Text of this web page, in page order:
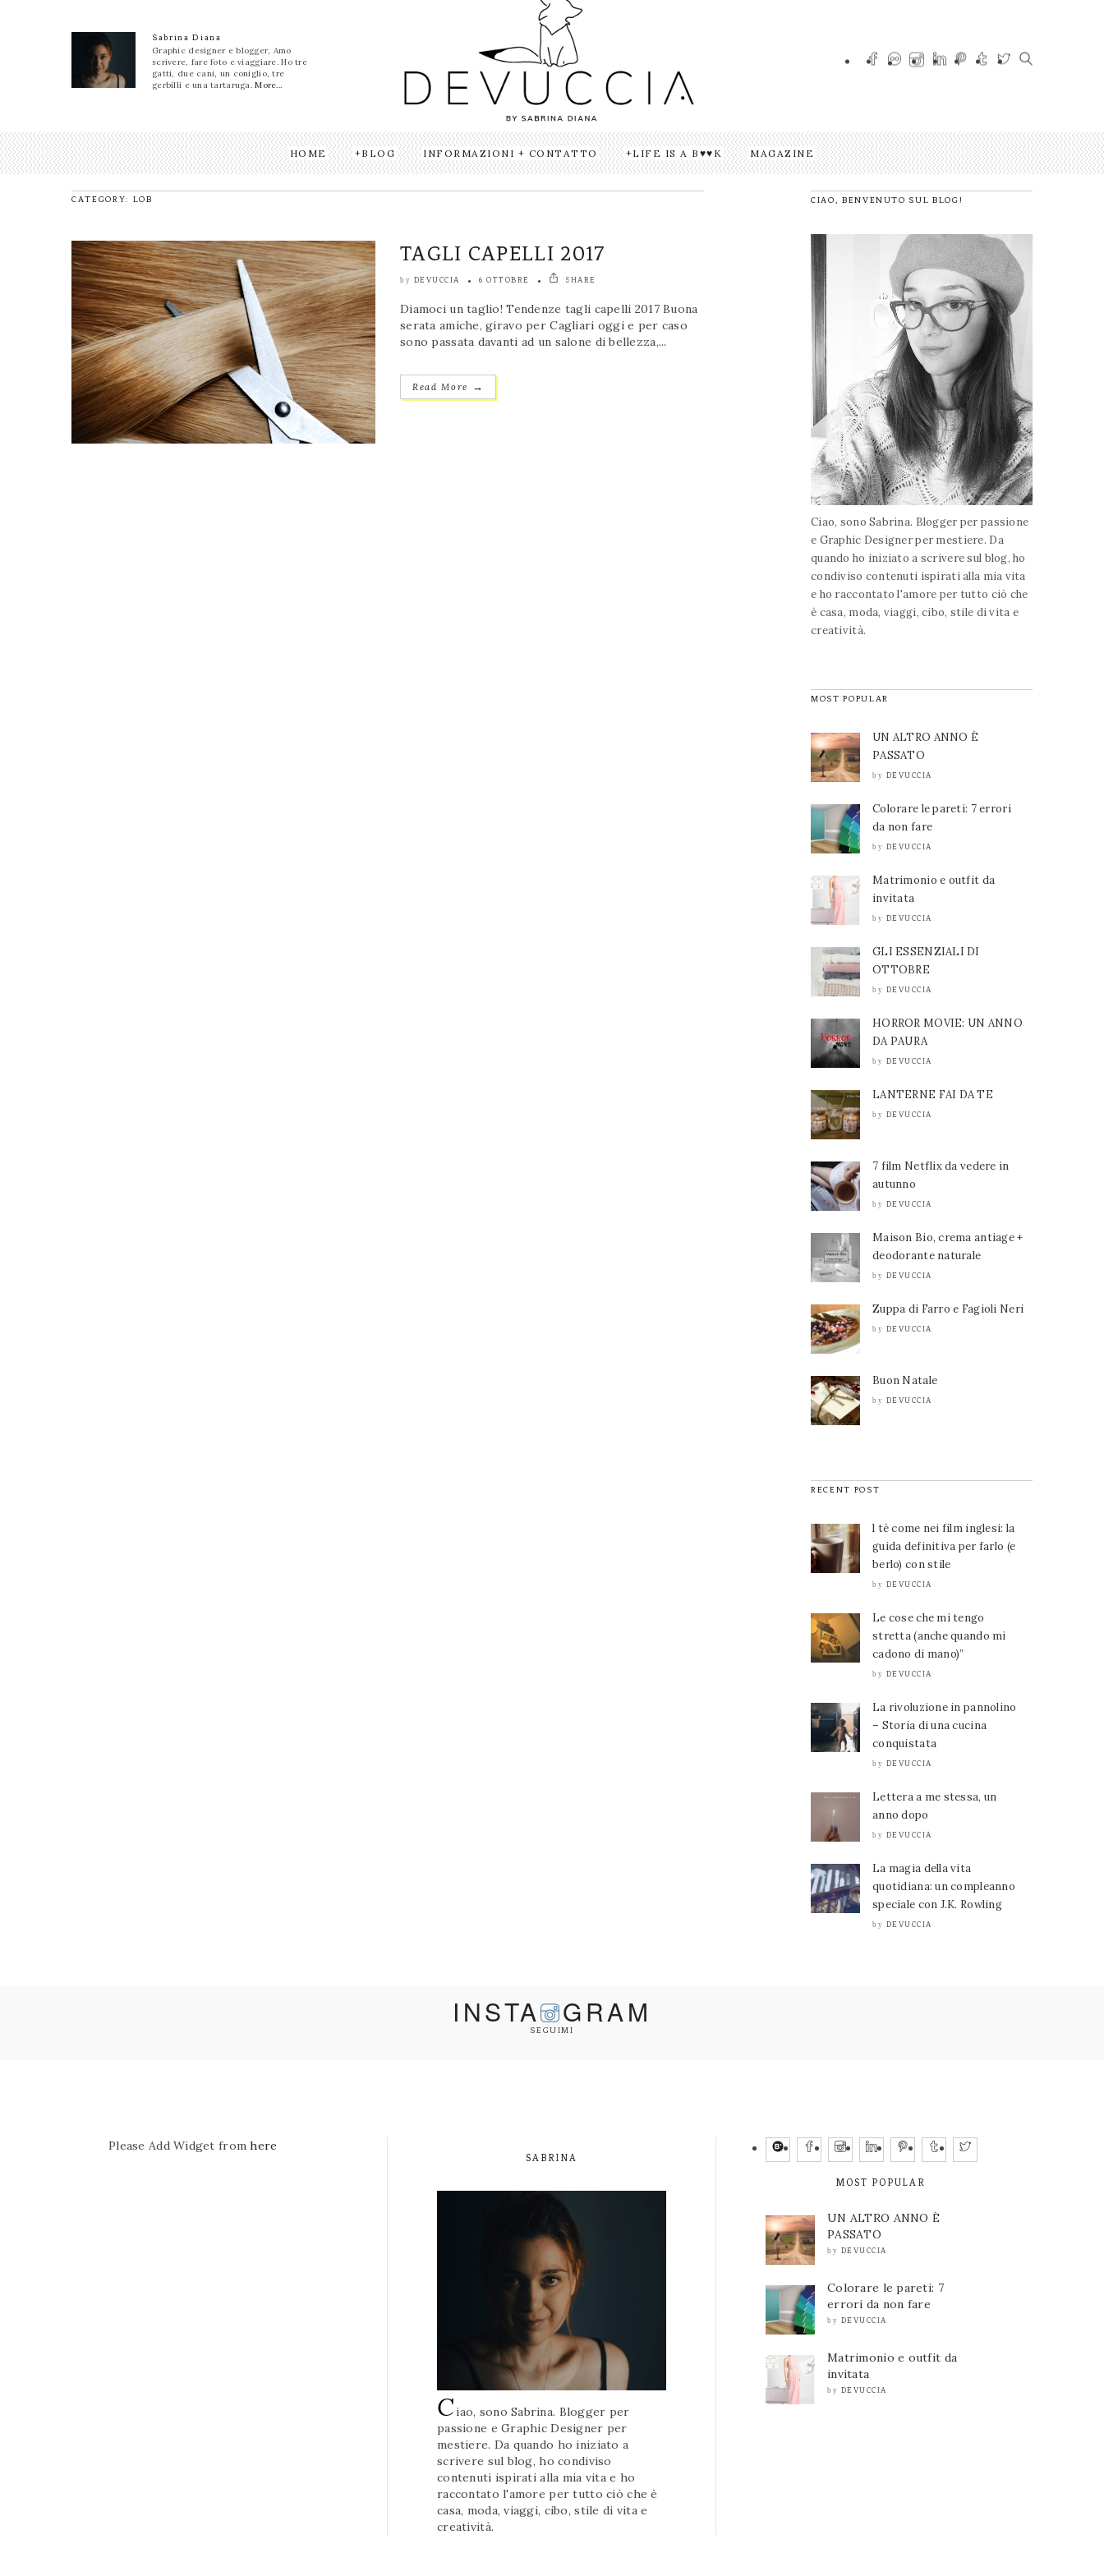
Sabrina Diana
Graphic designer e blogger, Amo
scrivere, fare foto e viaggiare. Ho tre
gatti, due cani, un coniglio, tre
gerbilli e una tartaruga.More...
HOME BLOG INFORMAZIONI + CONTATTO LIFE IS A B♥♥K MAGAZINE
CATEGORY: LOB
TAGLI CAPELLI 2017
by DEVUCCIA 6 OTTOBRE SHARE
Diamoci un taglio! Tendenze tagli capelli 2017 Buona
serata amiche, giravo per Cagliari oggi e per caso
sono passata davanti ad un salone di bellezza,...
Read More →
CIAO, BENVENUTO SUL BLOG!
Ciao, sono Sabrina. Blogger per passione
e Graphic Designer per mestiere. Da
quando ho iniziato a scrivere sul blog, ho
condiviso contenuti ispirati alla mia vita
e ho raccontato l'amore per tutto ciò che
è casa, moda, viaggi, cibo, stile di vita e
creatività.
MOST POPULAR
UN ALTRO ANNO È
PASSATO
by DEVUCCIA
Colorare le pareti: 7 errori
da non fare
by DEVUCCIA
Matrimonio e outfit da
invitata
by DEVUCCIA
GLI ESSENZIALI DI
OTTOBRE
by DEVUCCIA
HORROR MOVIE: UN ANNO
DA PAURA
by DEVUCCIA
LANTERNE FAI DA TE
by DEVUCCIA
7 film Netflix da vedere in
autunno
by DEVUCCIA
Maison Bio, crema antiage +
deodorante naturale
by DEVUCCIA
Zuppa di Farro e Fagioli Neri
by DEVUCCIA
Buon Natale
by DEVUCCIA
RECENT POST
l tè come nei film inglesi: la
guida definitiva per farlo (e
berlo) con stile
by DEVUCCIA
Le cose che mi tengo
stretta (anche quando mi
cadono di mano)”
by DEVUCCIA
La rivoluzione in pannolino
– Storia di una cucina
conquistata
by DEVUCCIA
Lettera a me stessa, un
anno dopo
by DEVUCCIA
La magia della vita
quotidiana: un compleanno
speciale con J.K. Rowling
by DEVUCCIA
INSTA GRAM
SEGUIMI
Please Add Widget fromhere
SABRINA
Ciao, sono Sabrina. Blogger per
passione e Graphic Designer per
mestiere. Da quando ho iniziato a
scrivere sul blog, ho condiviso
contenuti ispirati alla mia vita e ho
raccontato l'amore per tutto ciò che è
casa, moda, viaggi, cibo, stile di vita e
creatività.
MOST POPULAR
UN ALTRO ANNO È
PASSATO
by DEVUCCIA
Colorare le pareti: 7
errori da non fare
by DEVUCCIA
Matrimonio e outfit da
invitata
by DEVUCCIA